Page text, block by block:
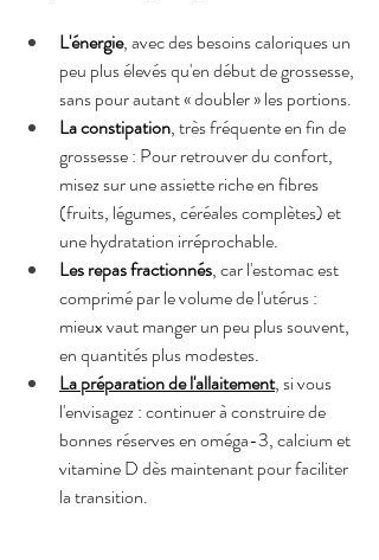
L'énergie, avec des besoins caloriques un
peu plus élevés qu'en début de grossesse,
sans pour autant « doubler » les portions.
La constipation, très fréquente en fin de
grossesse : Pour retrouver du confort,
misez sur une assiette riche en fibres
(fruits, légumes, céréales complètes) et
une hydratation irréprochable.
Les repas fractionnés, car l'estomac est
comprimé par le volume de l'utérus :
mieux vaut manger un peu plus souvent,
en quantités plus modestes.
La préparation de l'allaitement, si vous
l'envisagez : continuer à construire de
bonnes réserves en oméga-3, calcium et
vitamine D dès maintenant pour faciliter
la transition.